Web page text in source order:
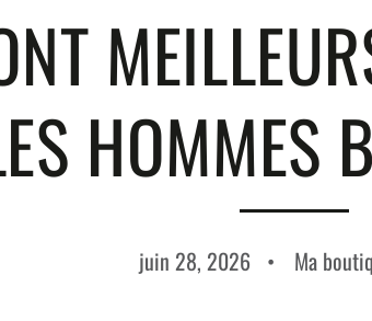
HOMMES
juin 28, 2026 Ma